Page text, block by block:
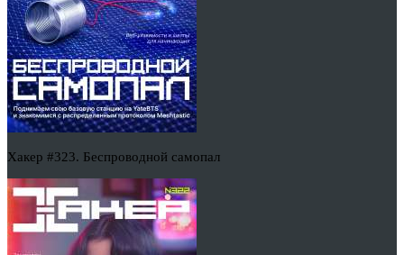
Хакер #323. Беспроводной самопал